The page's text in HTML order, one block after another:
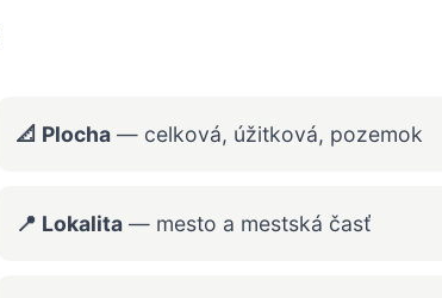
📐 Plocha — celková, úžitková, pozemok
📍 Lokalita — mesto a mestská časť